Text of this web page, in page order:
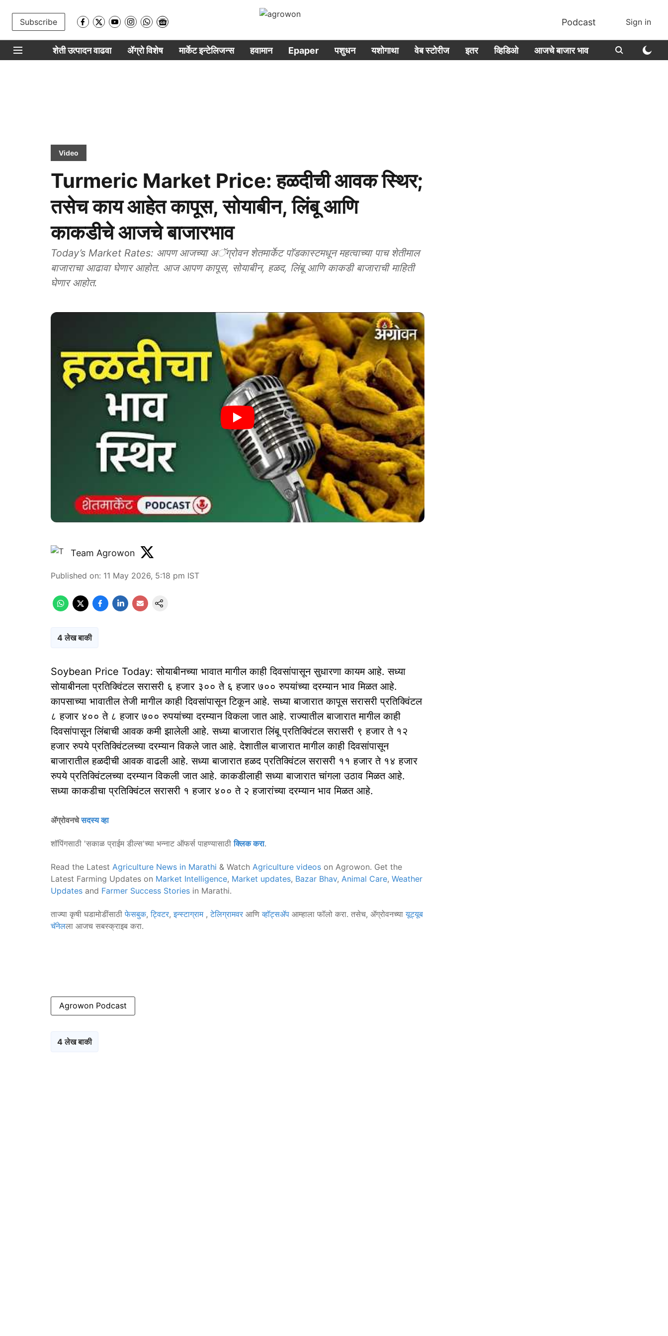
Subscribe Podcast Sign in
शेती उत्पादन वाढवा ॲग्रो विशेष मार्केट इन्टेलिजन्स हवामान Epaper पशुधन यशोगाथा वेब स्टोरीज इतर व्हिडिओ आजचे बाजार भाव
Video
Turmeric Market Price: हळदीची आवक स्थिर;
तसेच काय आहेत कापूस, सोयाबीन, लिंबू आणि
काकडीचे आजचे बाजारभाव
Today’s Market Rates: आपण आजच्या अॅग्रोवन शेतमार्केट पाॅडकास्टमधून महत्वाच्या पाच शेतीमाल
बाजाराचा आढावा घेणार आहोत. आज आपण कापूस, सोयाबीन, हळद, लिंबू आणि काकडी बाजाराची माहिती
घेणार आहोत.
Team Agrowon
Published on: 11 May 2026, 5:18 pm IST
4 लेख बाकी
Soybean Price Today: सोयाबीनच्या भावात मागील काही दिवसांपासून सुधारणा कायम आहे. सध्या
सोयाबीनला प्रतिक्विंटल सरासरी ६ हजार ३०० ते ६ हजार ७०० रुपयांच्या दरम्यान भाव मिळत आहे.
कापसाच्या भावातील तेजी मागील काही दिवसांपासून टिकून आहे. सध्या बाजारात कापूस सरासरी प्रतिक्विंटल
८ हजार ४०० ते ८ हजार ७०० रुपयांच्या दरम्यान विकला जात आहे. राज्यातील बाजारात मागील काही
दिवसांपासून लिंबाची आवक कमी झालेली आहे. सध्या बाजारात लिंबू प्रतिक्विंटल सरासरी ९ हजार ते १२
हजार रुपये प्रतिक्विंटलच्या दरम्यान विकले जात आहे. देशातील बाजारात मागील काही दिवसांपासून
बाजारातील हळदीची आवक वाढली आहे. सध्या बाजारात हळद प्रतिक्विंटल सरासरी ११ हजार ते १४ हजार
रुपये प्रतिक्विंटलच्या दरम्यान विकली जात आहे. काकडीलाही सध्या बाजारात चांगला उठाव मिळत आहे.
सध्या काकडीचा प्रतिक्विंटल सरासरी १ हजार ४०० ते २ हजारांच्या दरम्यान भाव मिळत आहे.
ॲग्रोवनचेसदस्य व्हा
शॉपिंगसाठी 'सकाळ प्राईम डील्स'च्या भन्नाट ऑफर्स पाहण्यासाठीक्लिक करा.
Read the Latest Agriculture News in Marathi & Watch Agriculture videos on Agrowon. Get the
Latest Farming Updates on Market Intelligence, Market updates, Bazar Bhav, Animal Care, Weather
Updates and Farmer Success Stories in Marathi.
ताज्या कृषी घडामोडींसाठीफेसबुक,ट्विटर,इन्स्टाग्राम ,टेलिग्रामवर आणिव्हॉट्सॲप आम्हाला फॉलो करा. तसेच, ॲग्रोवनच्यायूट्यूब
चॅनेलला आजच सबस्क्राइब करा.
Agrowon Podcast
4 लेख बाकी